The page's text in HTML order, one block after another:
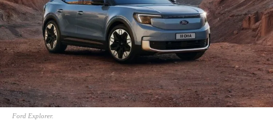
Ford Explorer.